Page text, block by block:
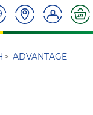
ADVANTAGE